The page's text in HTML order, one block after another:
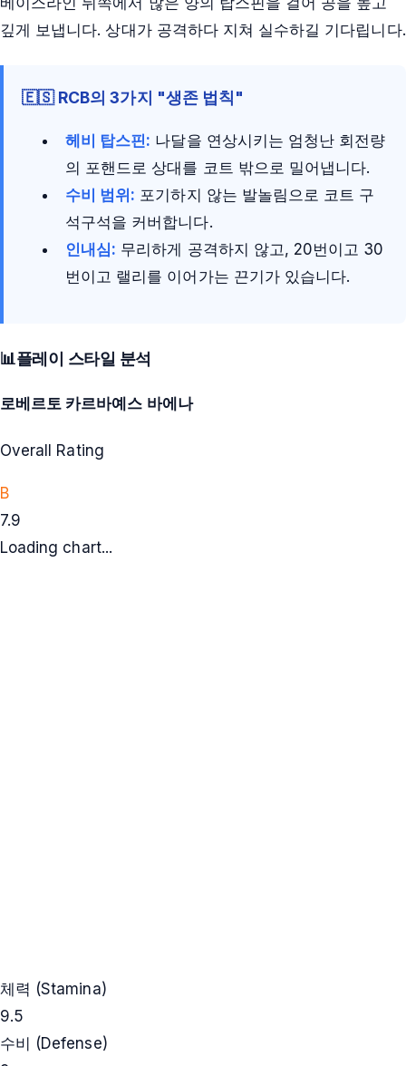
깊게 보냅니다. 상대가 공격하다 지쳐 실수하길 기다립니다.
🇪🇸 RCB의 3가지 "생존 법칙"
헤비 탑스핀: 나달을 연상시키는 엄청난 회전량
의 포핸드로 상대를 코트 밖으로 밀어냅니다.
수비 범위: 포기하지 않는 발놀림으로 코트 구
석구석을 커버합니다.
인내심: 무리하게 공격하지 않고, 20번이고 30
번이고 랠리를 이어가는 끈기가 있습니다.
📊플레이 스타일 분석
로베르토 카르바예스 바에나
Overall Rating
B
7.9
Loading chart...
체력 (Stamina)
9.5
수비 (Defense)